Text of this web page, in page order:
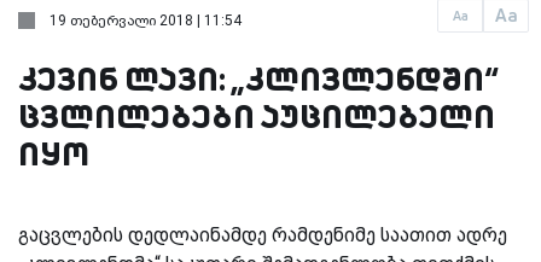
Aa Aa
19 თებერვალი 2018 | 11:54
კევინ ლავი: „კლივლენდში“
ცვლილებები აუცილებელი
იყო
გაცვლების დედლაინამდე რამდენიმე საათით ადრე